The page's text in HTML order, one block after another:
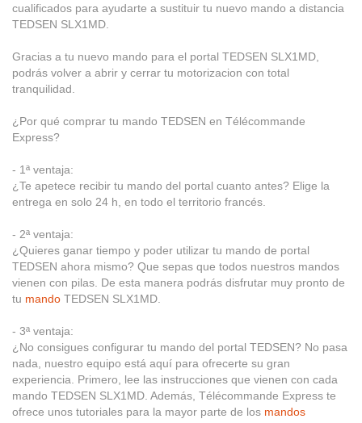
cualificados para ayudarte a sustituir tu nuevo mando a distancia
TEDSEN SLX1MD.
Gracias a tu nuevo mando para el portal TEDSEN SLX1MD,
podrás volver a abrir y cerrar tu motorizacion con total
tranquilidad.
¿Por qué comprar tu mando TEDSEN en Télécommande
Express?
- 1ª ventaja:
¿Te apetece recibir tu mando del portal cuanto antes? Elige la
entrega en solo 24 h, en todo el territorio francés.
- 2ª ventaja:
¿Quieres ganar tiempo y poder utilizar tu mando de portal
TEDSEN ahora mismo? Que sepas que todos nuestros mandos
vienen con pilas. De esta manera podrás disfrutar muy pronto de
tu mando TEDSEN SLX1MD.
- 3ª ventaja:
¿No consigues configurar tu mando del portal TEDSEN? No pasa
nada, nuestro equipo está aquí para ofrecerte su gran
experiencia. Primero, lee las instrucciones que vienen con cada
mando TEDSEN SLX1MD. Además, Télécommande Express te
ofrece unos tutoriales para la mayor parte de los mandos